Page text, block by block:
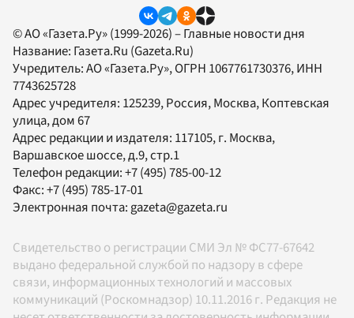
© АО «Газета.Ру» (1999-2026) – Главные новости дня
Название: Газета.Ru (Gazeta.Ru)
Учредитель:АО «Газета.Ру», ОГРН 1067761730376, ИНН
7743625728
Адрес учредителя: 125239, Россия, Москва, Коптевская
улица, дом 67
Адрес редакции и издателя: 117105, г. Москва,
Варшавское шоссе, д.9, стр.1
Телефон редакции:+7 (495) 785-00-12
Факс:+7 (495) 785-17-01
Электронная почта: gazeta@gazeta.ru
Свидетельство о регистрации СМИ Эл № ФС77-67642
выдано федеральной службой по надзору в сфере
связи, информационных технологий и массовых
коммуникаций (Роскомнадзор) 10.11.2016 г. Редакция не